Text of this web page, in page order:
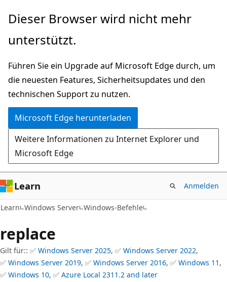
Zu
wechseln
Dieser Browser wird nicht mehr
unterstützt.
Führen Sie ein Upgrade auf Microsoft Edge durch, um
die neuesten Features, Sicherheitsupdates und den
technischen Support zu nutzen.
Microsoft Edge herunterladen
Weitere Informationen zu Internet Explorer und
Microsoft Edge
Learn Anmelden
Learn Windows Server Windows-Befehle
replace
Gilt für:: ✅ Windows Server 2025, ✅ Windows Server 2022,
✅ Windows Server 2019, ✅ Windows Server 2016, ✅ Windows 11 ,
✅ Windows 10, ✅ Azure Local 2311.2 and later